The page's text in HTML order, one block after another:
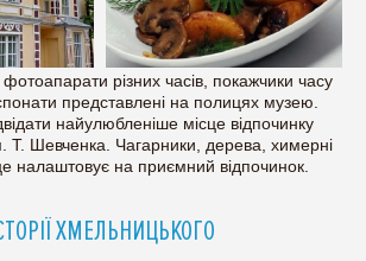
фотоапарати різних часів, покажчики часу
представлені на полицях музею.
найулюбленіше місце відпочинку
Т. Шевченка. Чагарники, дерева, химерні
налаштовує на приємний відпочинок.
ХМЕЛЬНИЦЬКОГО